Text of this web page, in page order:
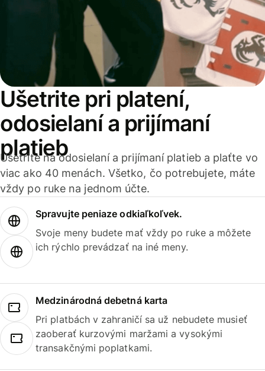
Ušetrite pri platení,
odosielaní a prijímaní
platieb
Ušetrite na odosielaní a prijímaní platieb a plaťte vo
viac ako 40 menách. Všetko, čo potrebujete, máte
vždy po ruke na jednom účte.
Spravujte peniaze odkiaľkoľvek.
Svoje meny budete mať vždy po ruke a môžete
ich rýchlo prevádzať na iné meny.
Medzinárodná debetná karta
Pri platbách v zahraničí sa už nebudete musieť
zaoberať kurzovými maržami a vysokými
transakčnými poplatkami.